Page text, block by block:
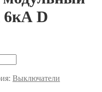
6кА D
Выключатели